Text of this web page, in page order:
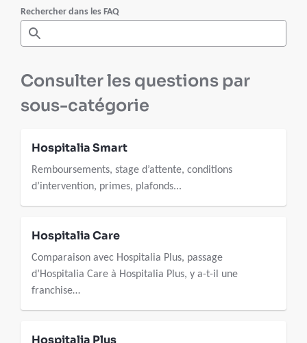
Rechercher dans les FAQ
Consulter les questions par
sous-catégorie
Hospitalia Smart
Remboursements, stage d’attente, conditions
d’intervention, primes, plafonds...
Hospitalia Care
Comparaison avec Hospitalia Plus, passage
d’Hospitalia Care à Hospitalia Plus, y a-t-il une
franchise…
Hospitalia Plus